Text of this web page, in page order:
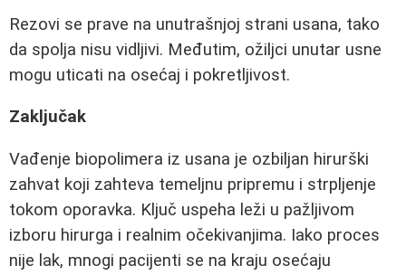
Rezovi se prave na unutrašnjoj strani usana, tako
da spolja nisu vidljivi. Međutim, ožiljci unutar usne
mogu uticati na osećaj i pokretljivost.
Zaključak
Vađenje biopolimera iz usana je ozbiljan hirurški
zahvat koji zahteva temeljnu pripremu i strpljenje
tokom oporavka. Ključ uspeha leži u pažljivom
izboru hirurga i realnim očekivanjima. Iako proces
nije lak, mnogi pacijenti se na kraju osećaju